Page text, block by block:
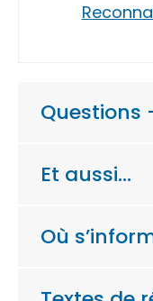
Questions
Et aussi…
Où